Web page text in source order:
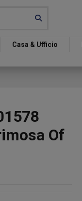
Casa & Ufficio
Of